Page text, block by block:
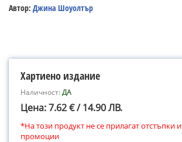
Автор: Джина Шоуолтър
Хартиено издание
Наличност:ДА
Цена: 7.62 € / 14.90 ЛВ.
*На този продукт не се прилагат отстъпки
промоции